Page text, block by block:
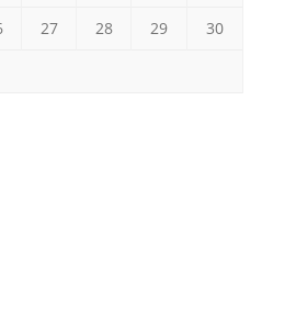
27 28 29 30